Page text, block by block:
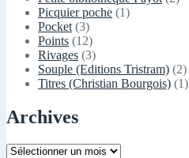
Picquier poche (1)
Pocket (3)
Points (12)
Rivages (3)
Souple (Editions Tristram) (2)
Titres (Christian Bourgois) (1)
Archives
Archives